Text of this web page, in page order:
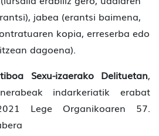
jabea (erantsi baimena,
kopia, erreserba edo
dagoena).
Sexu-izaerako Delituetan,
indarkeriatik erabat
Lege Organikoaren 57.